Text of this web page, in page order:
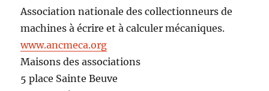
Association nationale des collectionneurs de
machines à écrire et à calculer mécaniques.
www.ancmeca.org
Maisons des associations
5 place Sainte Beuve